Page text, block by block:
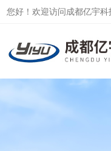
您好！欢迎访问成都亿宇科